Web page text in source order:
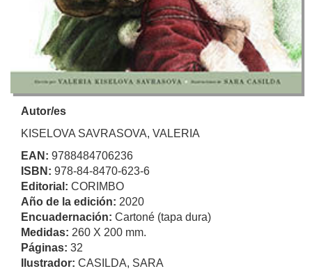
Autor/es
KISELOVA SAVRASOVA, VALERIA
EAN: 9788484706236
ISBN: 978-84-8470-623-6
Editorial: CORIMBO
Año de la edición: 2020
Encuadernación: Cartoné (tapa dura)
Medidas: 260 X 200 mm.
Páginas: 32
Ilustrador: CASILDA, SARA